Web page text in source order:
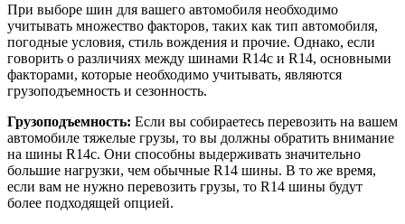
При выборе шин для вашего автомобиля необходимо
учитывать множество факторов, таких как тип автомобиля,
погодные условия, стиль вождения и прочие. Однако, если
говорить о различиях между шинами R14c и R14, основными
факторами, которые необходимо учитывать, являются
грузоподъемность и сезонность.
Грузоподъемность: Если вы собираетесь перевозить на вашем
автомобиле тяжелые грузы, то вы должны обратить внимание
на шины R14c. Они способны выдерживать значительно
большие нагрузки, чем обычные R14 шины. В то же время,
если вам не нужно перевозить грузы, то R14 шины будут
более подходящей опцией.